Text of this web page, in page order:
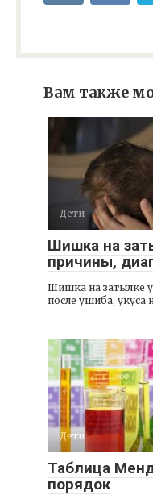
Вам также
Дети
Шишка на
причины,
Шишка на затылке
после ушиба, укуса
Дети
Таблица
порядок